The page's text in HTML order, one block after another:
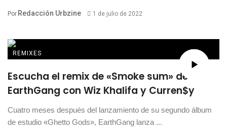
Por Redacción Urbzine 1 de julio de 2022
REMIXES
Escucha el remix de «Smoke sum» de
EarthGang con Wiz Khalifa y Curren$y
Cuatro meses después del lanzamiento de su segundo álbum
de estudio «Ghetto Gods», EarthGang lanza ...